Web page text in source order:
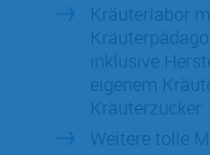
Kräuterlabor
inklusive
eigenem
Kräuterzucker
Weitere tolle